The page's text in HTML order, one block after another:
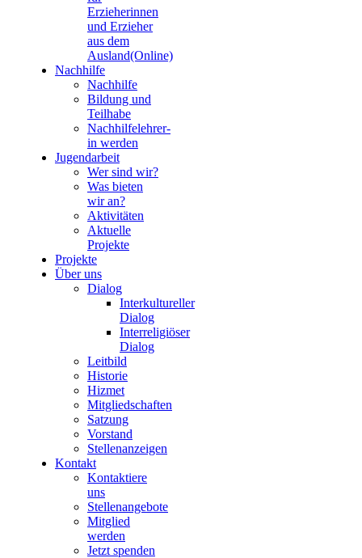
Erzieherinnen
und Erzieher
aus dem
Ausland(Online)
Nachhilfe
Nachhilfe
Bildung und
Teilhabe
Nachhilfelehrer-
in werden
Jugendarbeit
Wer sind wir?
Was bieten
wir an?
Aktivitäten
Aktuelle
Projekte
Projekte
Über uns
Dialog
Interkultureller
Dialog
Interreligiöser
Dialog
Leitbild
Historie
Hizmet
Mitgliedschaften
Satzung
Vorstand
Stellenanzeigen
Kontakt
Kontaktiere
uns
Stellenangebote
Mitglied
werden
Jetzt spenden